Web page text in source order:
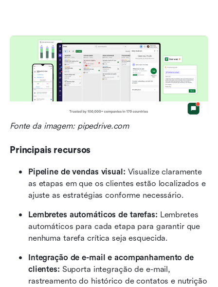
Fonte da imagem: pipedrive.com
Principais recursos
Pipeline de vendas visual: Visualize claramente
as etapas em que os clientes estão localizados e
ajuste as estratégias conforme necessário.
Lembretes automáticos de tarefas: Lembretes
automáticos para cada etapa para garantir que
nenhuma tarefa crítica seja esquecida.
Integração de e-mail e acompanhamento de
clientes: Suporta integração de e-mail,
rastreamento do histórico de contatos e nutrição